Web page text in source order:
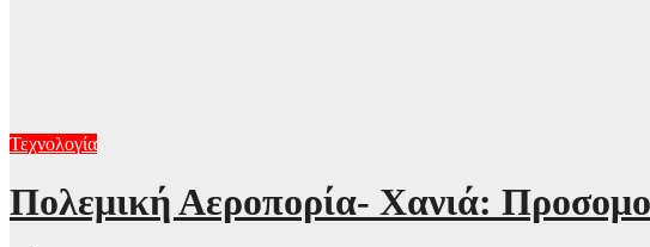
Τεχνολογία
Πολεμική Αεροπορία- Χανιά: